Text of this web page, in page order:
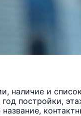
наличие и
постройки,